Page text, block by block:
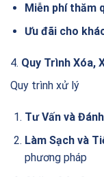
Miễn phí thăm
Ưu đãi cho
4. Quy Trình Xóa,
Quy trình xử lý
Tư Vấn và
Làm Sạch và
phương pháp